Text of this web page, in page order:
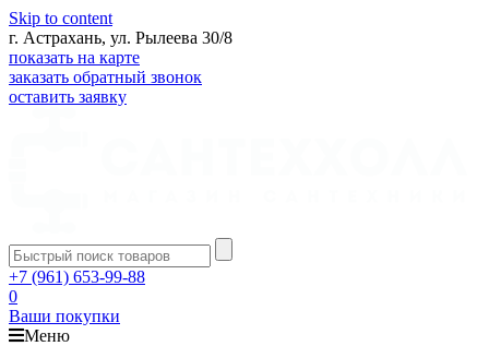
Skip to content
г. Астрахань, ул. Рылеева 30/8
показать на карте
заказать обратный звонок
оставить заявку
+7 (961) 653-99-88
0
Ваши покупки
Меню